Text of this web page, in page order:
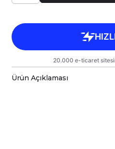
Ürün Açıklaması